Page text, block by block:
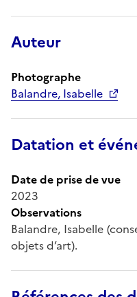
Auteur
Photographe
Balandre, Isabelle
Datation et
Date de prise de vue
2023
Observations
Balandre, Isabelle
objets d’art).